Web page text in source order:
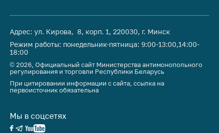
медицинскую
технику
Решение Комиссии
по установлению
факта нарушения
(отсутствия)
нарушения
Предостережения и
Адрес: ул. Кирова, 8, корп. 1, 220030, г. Минск
Режим работы: понедельник-пятница: 9:00-13:00,14:00-
18:00
© 2026, Официальный сайт Министерства антимонопольного
регулирования и торговли Республики Беларусь
При цитировании информации с сайта, ссылка на
первоисточник обязательна
Мы в соцсетях